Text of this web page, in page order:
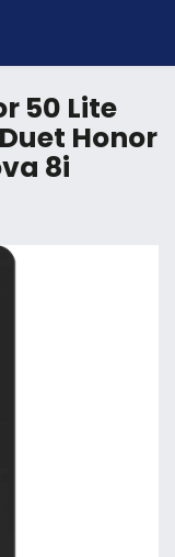
50 Lite
Honor
8i